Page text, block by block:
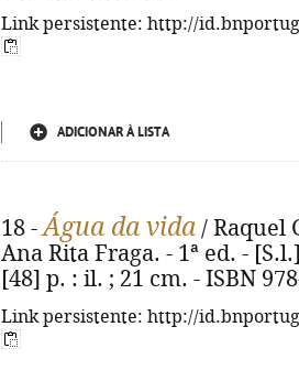
Link persistente: http://
ADICIONAR À LISTA
18 -Água da vida / Raquel
Ana Rita Fraga. - 1ª ed. -
[48] p. : il. ; 21 cm. - ISBN
Link persistente: http://